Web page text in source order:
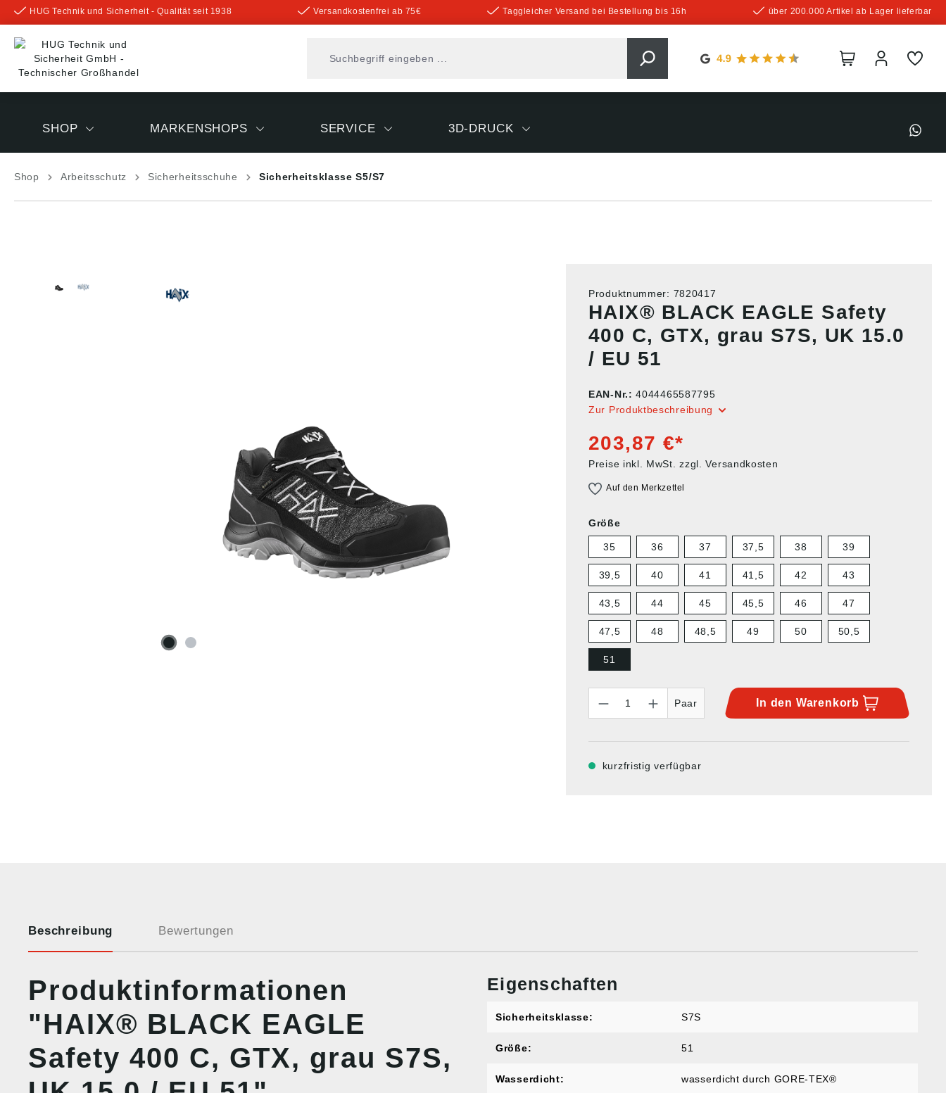
springen
HUG Technik und Sicherheit - Qualität seit 1938 Versandkostenfrei ab 75€ Taggleicher Versand bei Bestellung bis 16h über 200.000 Artikel ab Lager lieferbar
SHOP MARKENSHOPS SERVICE 3D-DRUCK
Shop Arbeitsschutz Sicherheitsschuhe Sicherheitsklasse S5/S7
Produktnummer: 7820417
HAIX® BLACK EAGLE Safety
400 C, GTX, grau S7S, UK 15.0
/ EU 51
EAN-Nr.:4044465587795
Zur Produktbeschreibung
203,87 €*
Preise inkl. MwSt. zzgl. Versandkosten
Auf den Merkzettel
Größe
35 36 37 37,5 38 39
39,5 40 41 41,5 42 43
43,5 44 45 45,5 46 47
47,5 48 48,5 49 50 50,5
51
Paar
In den Warenkorb
kurzfristig verfügbar
Beschreibung Bewertungen
Produktinformationen
"HAIX® BLACK EAGLE
Safety 400 C, GTX, grau S7S,
Eigenschaften
Sicherheitsklasse: S7S
Größe: 51
Wasserdicht: wasserdicht durch GORE-TEX®